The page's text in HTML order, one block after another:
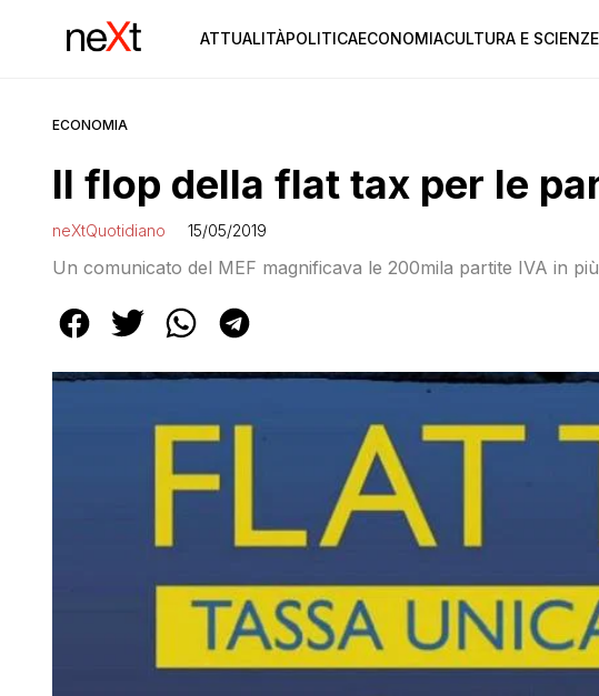
ATTUALITÀPOLITICAECONOMIACULTURA E SCIENZE
ECONOMIA
Il flop della flat tax per le
neXtQuotidiano 15/05/2019
Un comunicato del MEF magnificava le 200mila partite IVA in